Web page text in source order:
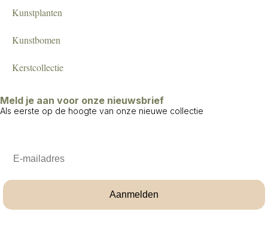
Kunstplanten
Kunstbomen
Kerstcollectie
Meld je aan voor onze nieuwsbrief
Als eerste op de hoogte van onze nieuwe collectie
Aanmelden